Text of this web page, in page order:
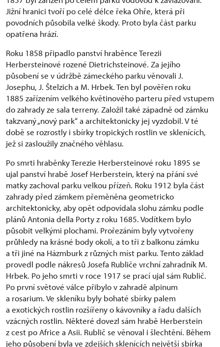
Jižní hranici tvoří po celé délce řeka Ohře, která při
povodních působila velké škody. Proto byla část parku
opatřena hrází.
Roku 1858 připadlo panství hraběnce Terezii
Herbersteinové rozené Dietrichsteinové. Za jejího
působení se v údržbě zámeckého parku věnovali J.
Josephu, J. Štelzich a M. Hrbek. Ten byl pověřen roku
1885 zařízením velkého květinového parteru před vstupem
do zahrady ze sala terreny. Založil také západně od zámku
takzvaný „nový park“ a architektonicky jej vyzdobil. V té
době se rozrostly i sbírky tropických rostlin ve sklenících,
jež si zasloužily značného věhlasu.
Po smrti hraběnky Terezie Herbersteinové roku 1895 se
ujal panství hrabě Josef Herberstein, který na přání své
matky zachoval parku velkou přízeň. Roku 1912 byla část
zahrady před zámkem přeměněna geometricko
architektonicky, aby opět odpovídala slohu zámku podle
plánů Antonia della Porty z roku 1685. Vodítkem bylo
působit velkými plochami. Prořezáním byly vytvořeny
průhledy na krásné body okolí, a to tři z balkonu zámku
a tři jiné na Házmburk z různých míst parku. Tento základ
provedl podle nákresů Josefa Rubliče vrchní zahradník M.
Hrbek. Po jeho smrti v roce 1917 se prací ujal sám Rublič.
Po první světové válce přibylo v zahradě alpinum
a rosarium. Ve skleníku byly bohaté sbírky palem
a exotických rostlin rozšířeny o kávovníky a řadu dalších
vzácných rostlin. Některé dovezl sám hrabě Herberstein
z cest po Africe a Asii. Rublič se věnoval i šlechtění. Během
jeho působení byla ve zdejších sklenících největší sbírka